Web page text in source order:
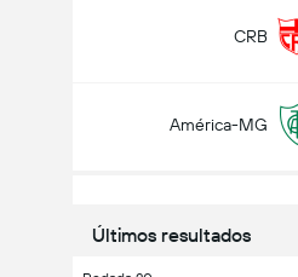
CRB
América-MG
Últimos resultados